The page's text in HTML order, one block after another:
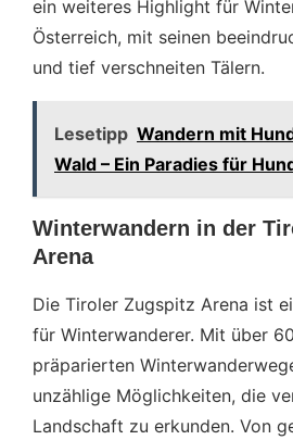
ein weiteres Highlight für
Österreich, mit seinen
und tief verschneiten Tälern.
Lesetipp Wandern mit
Wald – Ein Paradies für
Winterwandern in der
Arena
Die Tiroler Zugspitz Arena ist
für Winterwanderer. Mit über
präparierten
unzählige Möglichkeiten, die
Landschaft zu erkunden. Von